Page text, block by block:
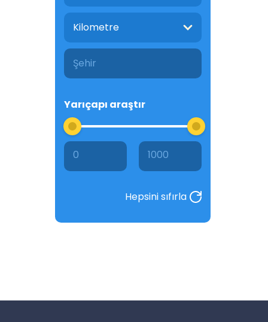
Kilometre
Yarıçapı araştır
0 1000
Hepsini sıfırla